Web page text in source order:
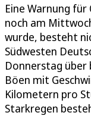
Eine Warnung
noch am
wurde, besteht
Südwesten
Donnerstag
Böen mit
Kilometern pro
Starkregen